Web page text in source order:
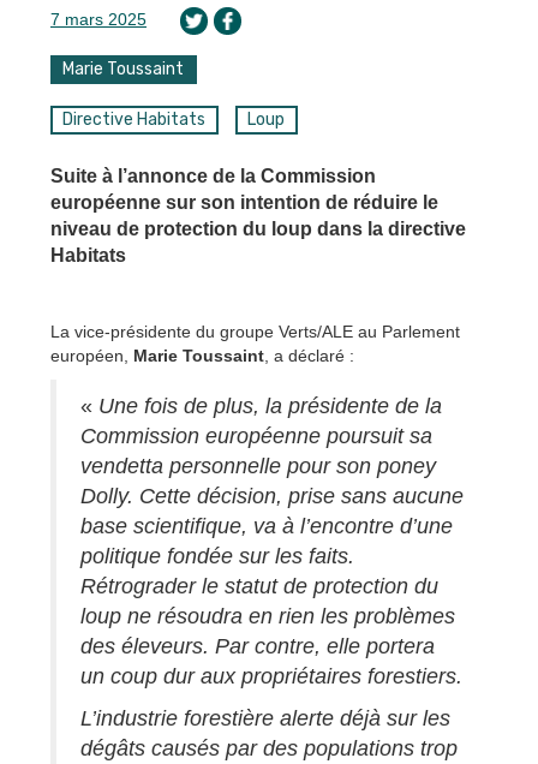
7 mars 2025
Marie Toussaint
Directive Habitats Loup
Suite à l’annonce de la Commission
européenne sur son intention de réduire le
niveau de protection du loup dans la directive
Habitats
La vice-présidente du groupe Verts/ALE au Parlement
européen, Marie Toussaint , a déclaré :
« Une fois de plus, la présidente de la
Commission européenne poursuit sa
vendetta personnelle pour son poney
Dolly. Cette décision, prise sans aucune
base scientifique, va à l’encontre d’une
politique fondée sur les faits.
Rétrograder le statut de protection du
loup ne résoudra en rien les problèmes
des éleveurs. Par contre, elle portera
un coup dur aux propriétaires forestiers.
L’industrie forestière alerte déjà sur les
dégâts causés par des populations trop